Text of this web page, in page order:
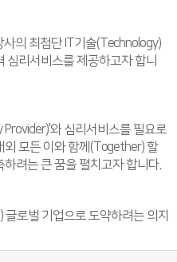
의 최첨단 IT기술(Technology)
심리서비스를 제공하고자 합니
와 심리서비스를 필요로
모든 이와 함께(Together) 할
려는 큰 꿈을 펼치고자 합니다.
로벌 기업으로 도약하려는 의지